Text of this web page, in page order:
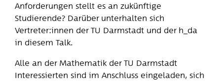
Kategorie:
Mathematik, Informatik, Naturwissenschaft,
Technik
Anforderungen stellt es an zukünftige
Studierende? Darüber unterhalten sich
Vertreter:innen der TU Darmstadt und der h_da
in diesem Talk.
Alle an der Mathematik der TU Darmstadt
Interessierten sind im Anschluss eingeladen, sich